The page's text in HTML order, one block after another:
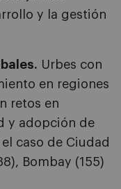
y la gestión
Urbes con
en regiones
retos en
y adopción de
caso de Ciudad
Bombay (155)